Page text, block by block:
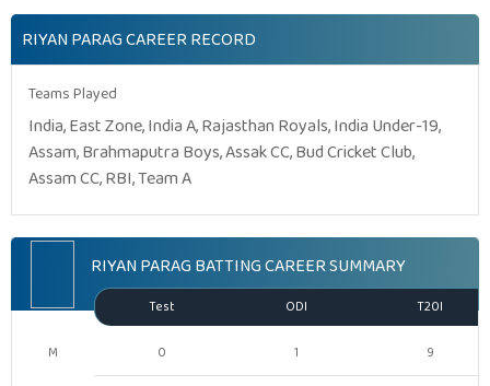
RIYAN PARAG CAREER RECORD
Teams Played
India, East Zone, India A, Rajasthan Royals, India Under-19,
Assam, Brahmaputra Boys, Assak CC, Bud Cricket Club,
Assam CC, RBI, Team A
RIYAN PARAG BATTING CAREER SUMMARY
M
Test ODI T20I
0 1 9